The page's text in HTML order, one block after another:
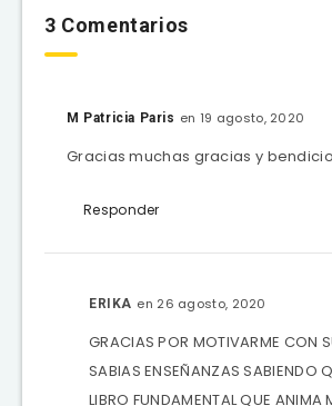
3 Comentarios
M Patricia Paris en 19 agosto, 2020
Gracias muchas gracias y
Responder
ERIKA en 26 agosto, 2020
GRACIAS POR MOTIVARME CON
SABIAS ENSEÑANZAS SABIENDO
LIBRO FUNDAMENTAL QUE ANIMA